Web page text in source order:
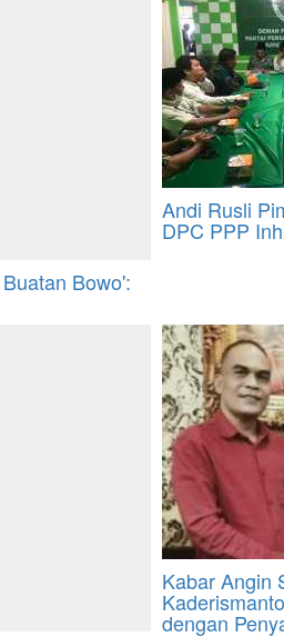
Bowo':
Andi Rusli
DPC PPP
Kabar Angin
dengan